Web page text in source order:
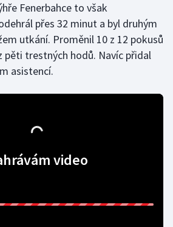
Fenerbahce to však
přes 32 minut a byl druhým
utkání. Proměnil 10 z 12 pokusů
pěti trestných hodů. Navíc přidal
asistencí.
video